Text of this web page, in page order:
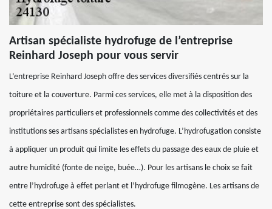
Artisan spécialiste hydrofuge de l’entreprise
Reinhard Joseph pour vous servir
L’entreprise Reinhard Joseph offre des services diversifiés centrés sur la
toiture et la couverture. Parmi ces services, elle met à la disposition des
propriétaires particuliers et professionnels comme des collectivités et des
institutions ses artisans spécialistes en hydrofuge. L’hydrofugation consiste
à appliquer un produit qui limite les effets du passage des eaux de pluie et
autre humidité (fonte de neige, buée…). Pour les artisans le choix se fait
entre l’hydrofuge à effet perlant et l’hydrofuge filmogène. Les artisans de
cette entreprise sont des spécialistes.